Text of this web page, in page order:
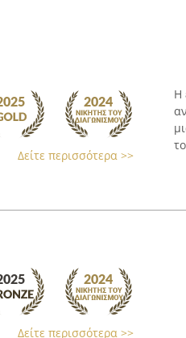
Δείτε περισσότερα >>
Η
Δείτε περισσότερα >>